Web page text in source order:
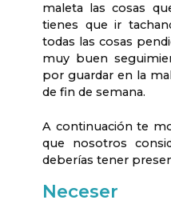
maleta las cosas
tienes que ir
todas las cosas
muy buen
por guardar en la
de fin de semana.
A continuación te
que nosotros
deberías tener
Neceser